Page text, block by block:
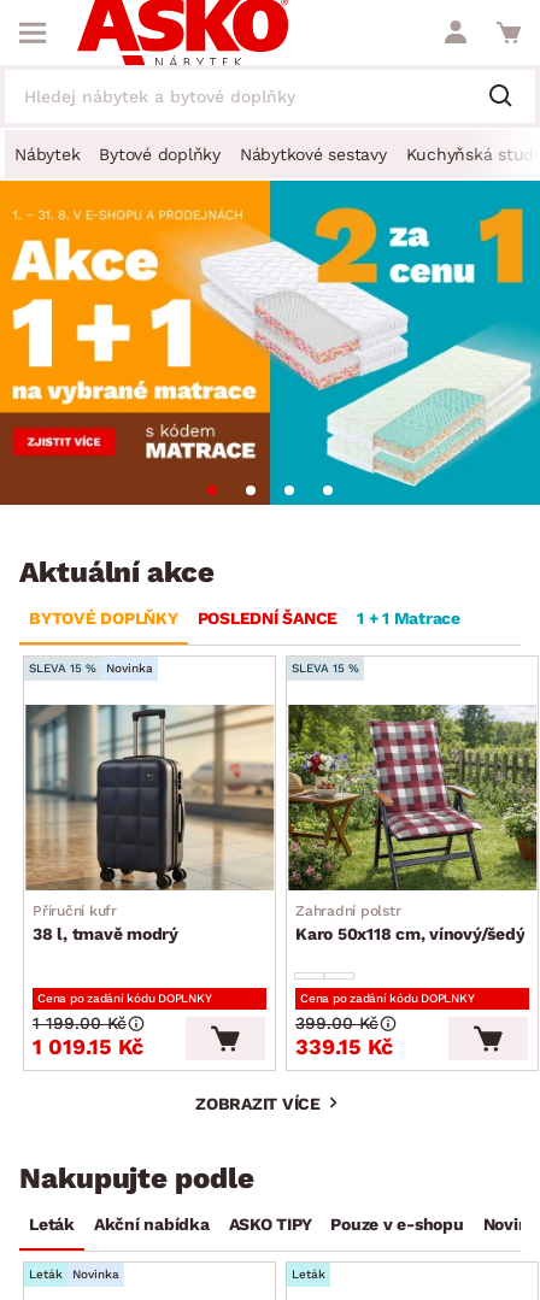
Nábytek Bytové doplňky Nábytkové sestavy Kuchyňská
Aktuální akce
BYTOVÉ DOPLŇKY POSLEDNÍ ŠANCE 1 + 1 Matrace
SLEVA 15 % Novinka
Příruční kufr
38 l, tmavě modrý
Cena po zadání kódu DOPLNKY
1 019.15 Kč
1 199.00 Kč
SLEVA 15 %
Zahradní polstr
Karo 50x118 cm, vínový/šedý
Cena po zadání kódu DOPLNKY
339.15 Kč
399.00 Kč
ZOBRAZIT VÍCE
Nakupujte podle
Leták Akční nabídka ASKO TIPY Pouze v e-shopu
Leták Novinka Leták